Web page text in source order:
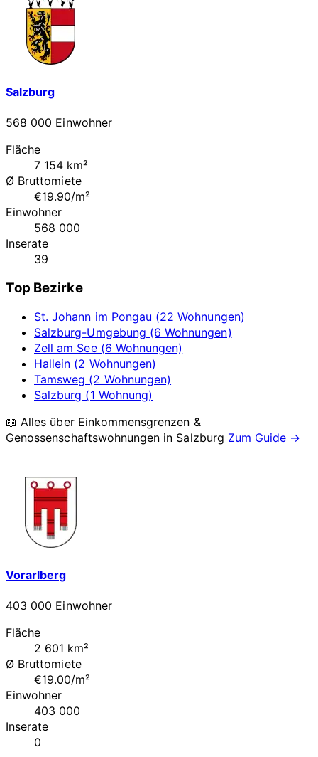
Salzburg
568 000 Einwohner
Fläche
7 154 km²
Ø Bruttomiete
€19.90/m²
Einwohner
568 000
Inserate
39
Top Bezirke
St. Johann im Pongau (22 Wohnungen)
Salzburg-Umgebung (6 Wohnungen)
Zell am See (6 Wohnungen)
Hallein (2 Wohnungen)
Tamsweg (2 Wohnungen)
Salzburg (1 Wohnung)
📖 Alles über Einkommensgrenzen &
Genossenschaftswohnungen in Salzburg Zum Guide →
Vorarlberg
403 000 Einwohner
Fläche
2 601 km²
Ø Bruttomiete
€19.00/m²
Einwohner
403 000
Inserate
0